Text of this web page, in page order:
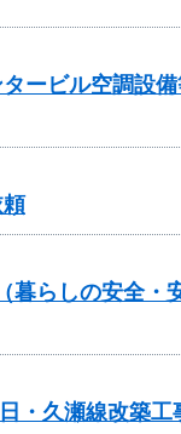
ービル空調設
らしの安全・
・久瀬線改築